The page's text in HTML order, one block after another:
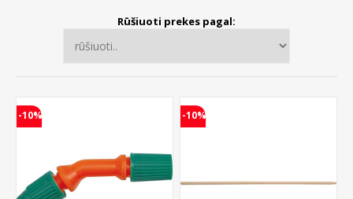
Rūšiuoti prekes pagal:
-10% -10%